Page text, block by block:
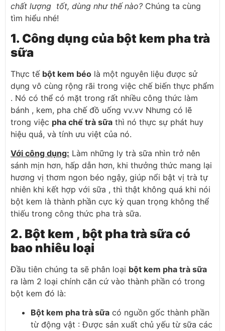
chất lượng tốt, dùng như thế nào? Chúng ta cùng
tìm hiểu nhé!
1. Công dụng của bột kem pha trà
sữa
Thực tế bột kem béo là một nguyên liệu được sử
dụng vô cùng rộng rãi trong việc chế biến thực phẩm
. Nó có thể có mặt trong rất nhiều công thức làm
bánh , kem, pha chế đồ uống vv.vv Nhưng có lẽ
trong việc pha chế trà sữa thì nó thực sự phát huy
hiệu quả, và tính ưu việt của nó.
Với công dụng: Làm những ly trà sữa nhìn trở nên
sánh mịn hơn, hấp dẫn hơn, khi thưởng thức mang lại
hương vị thơm ngon béo ngậy, giúp nổi bật vị trà tự
nhiên khi kết hợp với sữa , thì thật không quá khi nói
bột kem là thành phần cực kỳ quan trọng không thể
thiếu trong công thức pha trà sữa.
2. Bột kem , bột pha trà sữa có
bao nhiêu loại
Đầu tiên chúng ta sẽ phân loại bột kem pha trà sữa
ra làm 2 loại chính căn cứ vào thành phần có trong
bột kem đó là:
Bột kem pha trà sữa có nguồn gốc thành phần
từ động vật : Được sản xuất chủ yếu từ sữa các